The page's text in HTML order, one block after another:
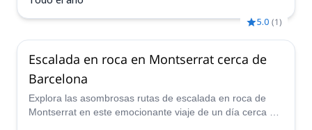
5.0 (1)
Escalada en roca en Montserrat cerca de
Barcelona
Explora las asombrosas rutas de escalada en roca de
Montserrat en este emocionante viaje de un día cerca de